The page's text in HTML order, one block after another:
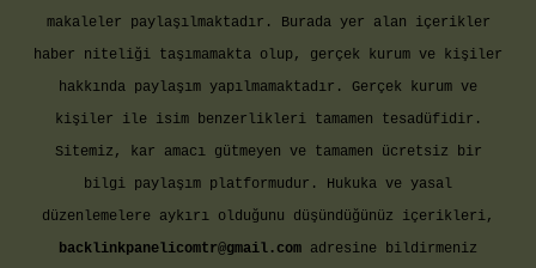
makaleler paylaşılmaktadır. Burada yer alan içerikler
haber niteliği taşımamakta olup, gerçek kurum ve kişiler
hakkında paylaşım yapılmamaktadır. Gerçek kurum ve
kişiler ile isim benzerlikleri tamamen tesadüfidir.
Sitemiz, kar amacı gütmeyen ve tamamen ücretsiz bir
bilgi paylaşım platformudur. Hukuka ve yasal
düzenlemelere aykırı olduğunu düşündüğünüz içerikleri,
backlinkpanelicomtr@gmail.com adresine bildirmeniz